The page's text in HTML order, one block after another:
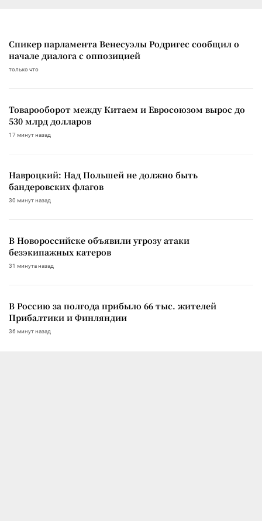
Спикер парламента Венесуэлы Родригес сообщил о
начале диалога с оппозицией
только что
Товарооборот между Китаем и Евросоюзом вырос до
530 млрд долларов
17 минут назад
Навроцкий: Над Польшей не должно быть
бандеровских флагов
30 минут назад
В Новороссийске объявили угрозу атаки
безэкипажных катеров
31 минута назад
В Россию за полгода прибыло 66 тыс. жителей
Прибалтики и Финляндии
36 минут назад